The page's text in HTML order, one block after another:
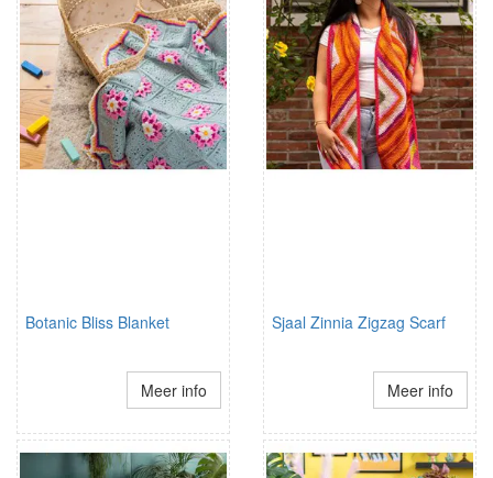
Botanic Bliss Blanket
Meer info
Sjaal Zinnia Zigzag Scarf
Meer info